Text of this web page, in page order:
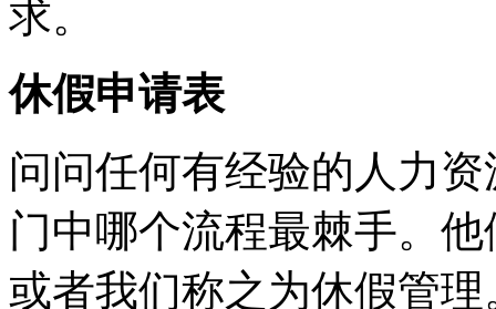
求。
休假申请表
问问任何有经验的人力
门中哪个流程最棘手。
或者我们称之为休假管理